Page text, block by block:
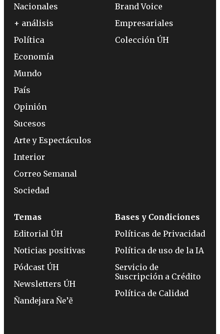
Nacionales
+ análisis
Política
Economía
Mundo
País
Opinión
Sucesos
Arte y Espectáculos
Interior
Correo Semanal
Sociedad
Brand Voice
Empresariales
Colección ÚH
Temas
Editorial ÚH
Noticias positivas
Pódcast ÚH
Newsletters ÚH
Ñandejara Ñe’ẽ
Bases y Condiciones
Políticas de Privacidad
Política de uso de la IA
Servicio de
Suscripción a Crédito
Política de Calidad